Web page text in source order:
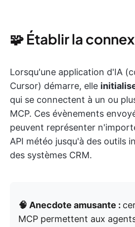
🧩 Établir la
Lorsqu'une application d'IA
Cursor) démarre, elle
qui se connectent à un ou
MCP. Ces évènements
peuvent représenter
API météo jusqu'à des outils
des systèmes CRM.
🧠 Anecdote amusante :
MCP permettent aux